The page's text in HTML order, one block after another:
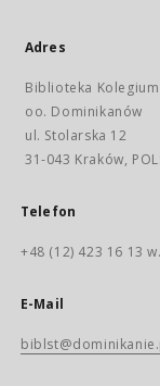
Adres
Biblioteka
oo. Dominikanów
ul. Stolarska 12
31-043 Kraków,
Telefon
+48 (12) 423 16 13
E-Mail